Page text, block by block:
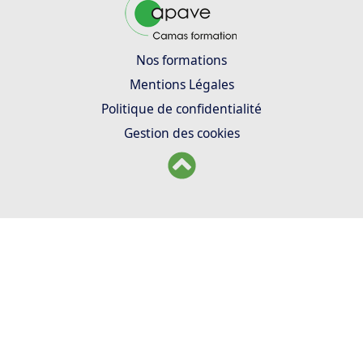
Nos formations
Mentions Légales
Politique de confidentialité
Gestion des cookies